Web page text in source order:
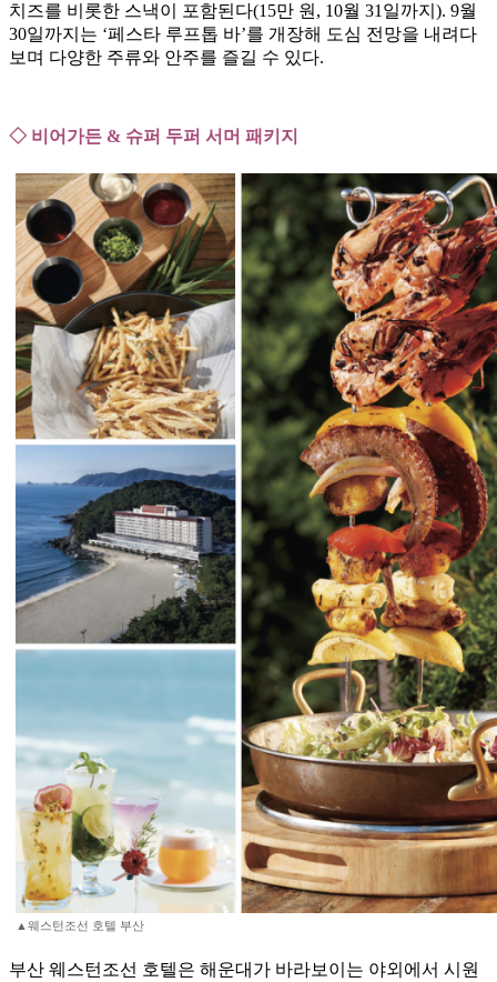
치즈를 비롯한 스낵이 포함된다(15만 원, 10월 31일까지). 9월
30일까지는 ‘페스타 루프톱 바’를 개장해 도심 전망을 내려다
보며 다양한 주류와 안주를 즐길 수 있다.
◇ 비어가든 & 슈퍼 두퍼 서머 패키지
▲웨스턴조선 호텔 부산
부산 웨스턴조선 호텔은 해운대가 바라보이는 야외에서 시원